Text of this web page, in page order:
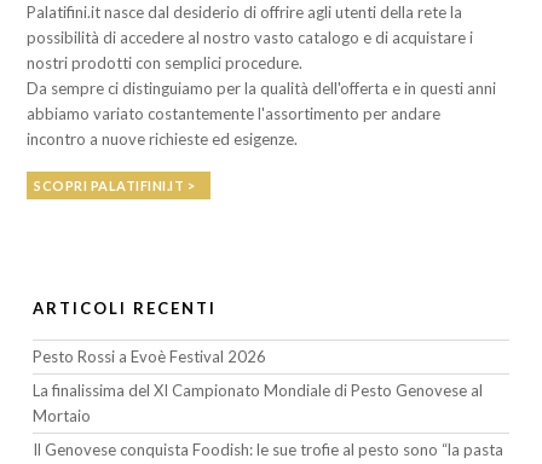
Palatifini.it nasce dal desiderio di offrire agli utenti della rete la
possibilità di accedere al nostro vasto catalogo e di acquistare i
nostri prodotti con semplici procedure.
Da sempre ci distinguiamo per la qualità dell'offerta e in questi anni
abbiamo variato costantemente l'assortimento per andare
incontro a nuove richieste ed esigenze.
SCOPRI PALATIFINI.IT >
ARTICOLI RECENTI
Pesto Rossi a Evoè Festival 2026
La finalissima del XI Campionato Mondiale di Pesto Genovese al
Mortaio
Il Genovese conquista Foodish: le sue trofie al pesto sono “la pasta